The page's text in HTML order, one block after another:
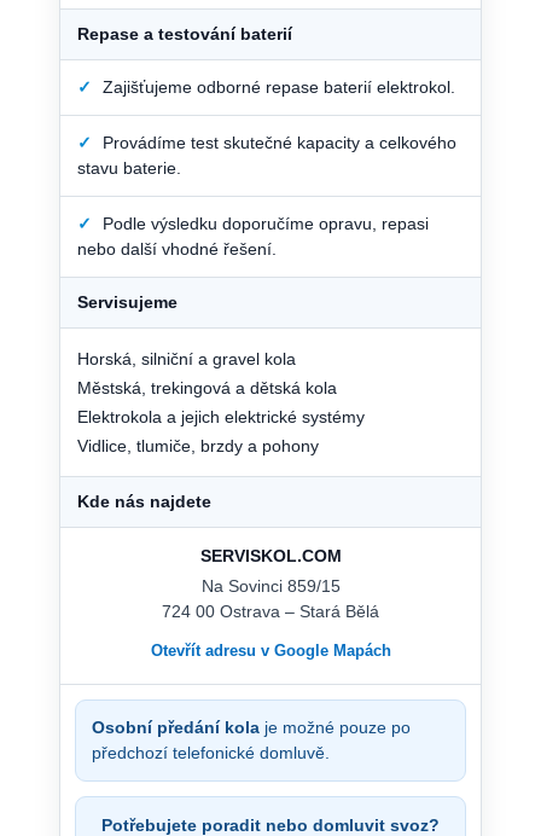
Repase a testování baterií
✓ Zajišťujeme odborné repase baterií elektrokol.
✓
Provádíme test skutečné kapacity a celkového
stavu baterie.
✓
Podle výsledku doporučíme opravu, repasi
nebo další vhodné řešení.
Servisujeme
Horská, silniční a gravel kola
Městská, trekingová a dětská kola
Elektrokola a jejich elektrické systémy
Vidlice, tlumiče, brzdy a pohony
Kde nás najdete
SERVISKOL.COM
Na Sovinci 859/15
724 00 Ostrava – Stará Bělá
Otevřít adresu v Google Mapách
Osobní předání kola je možné pouze po
předchozí telefonické domluvě.
Potřebujete poradit nebo domluvit svoz?